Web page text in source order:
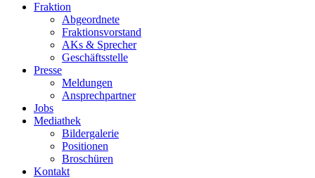
Fraktion
Abgeordnete
Fraktions­vorstand
AKs & Sprecher
Geschäftsstelle
Presse
Meldungen
Ansprechpartner
Jobs
Mediathek
Bildergalerie
Positionen
Broschüren
Kontakt